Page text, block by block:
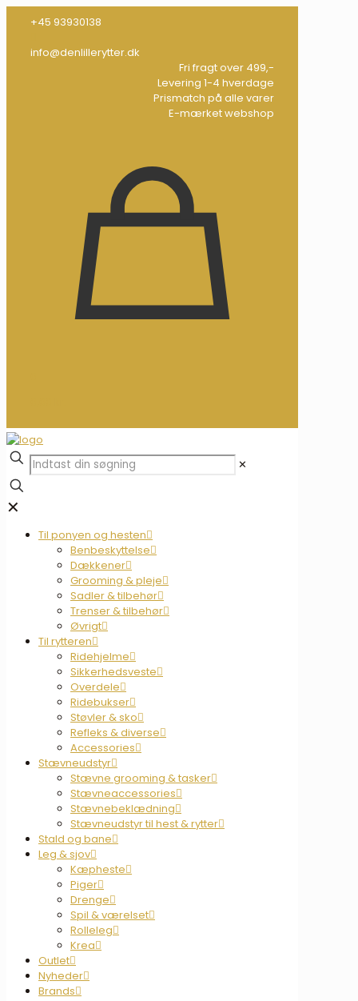
+45 93930138
info@denlillerytter.dk
Fri fragt over 499,-
Levering 1-4 hverdage
Prismatch på alle varer
E-mærket webshop
✕
✕
Til ponyen og hesten
Benbeskyttelse
Dækkener
Grooming & pleje
Sadler & tilbehør
Trenser & tilbehør
Øvrigt
Til rytteren
Ridehjelme
Sikkerhedsveste
Overdele
Ridebukser
Støvler & sko
Refleks & diverse
Accessories
Stævneudstyr
Stævne grooming & tasker
Stævneaccessories
Stævnebeklædning
Stævneudstyr til hest & rytter
Stald og bane
Leg & sjov
Kæpheste
Piger
Drenge
Spil & værelset
Rolleleg
Krea
Outlet
Nyheder
Brands